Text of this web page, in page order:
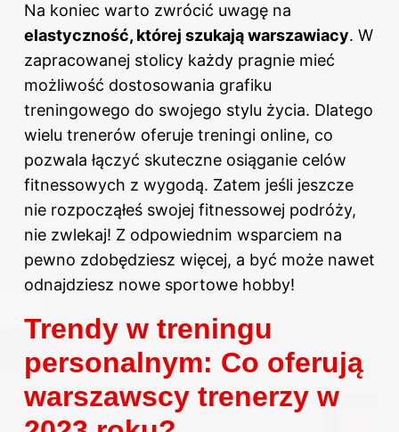
Na koniec warto zwrócić uwagę na
elastyczność, której szukają warszawiacy. W
zapracowanej stolicy każdy pragnie mieć
możliwość dostosowania grafiku
treningowego do swojego stylu życia. Dlatego
wielu trenerów oferuje treningi online, co
pozwala łączyć skuteczne osiąganie celów
fitnessowych z wygodą. Zatem jeśli jeszcze
nie rozpocząłeś swojej fitnessowej podróży,
nie zwlekaj! Z odpowiednim wsparciem na
pewno zdobędziesz więcej, a być może nawet
odnajdziesz nowe sportowe hobby!
Trendy w treningu
personalnym: Co oferują
warszawscy trenerzy w